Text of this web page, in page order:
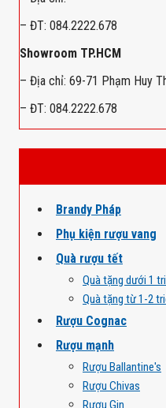
– ĐT: 084.2222.678
Showroom TP.HCM
– Địa chỉ: 69-71 Phạm Huy
– ĐT: 084.2222.678
Brandy Pháp
Phụ kiện rượu vang
Quà rượu tết
Quà tặng dưới 1
Quà tặng từ 1-2
Rượu Cognac
Rượu mạnh
Rượu Ballantine's
Rượu Chivas
Rượu Gin